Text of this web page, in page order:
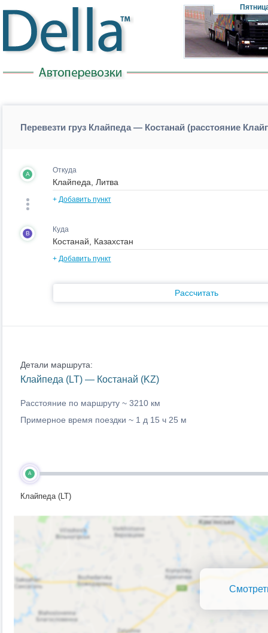
Перевезти груз Клайпеда — Костанай (расстояние
A Откуда
+ Добавить пункт
B Куда
+ Добавить пункт
Рассчитать
Детали маршрута:
Клайпеда (LT) — Костанай (KZ)
Расстояние по маршруту ~ 3210 км
Примерное время поездки ~ 1 д 15 ч 25 м
A
Клайпеда (LT)